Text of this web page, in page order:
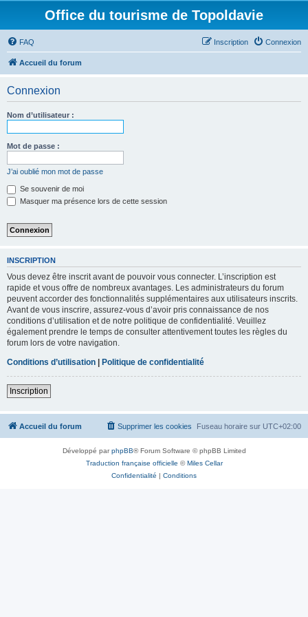
Office du tourisme de Topoldavie
FAQ Connexion
Inscription
Accueil du forum
Connexion
Nom d’utilisateur :
Mot de passe :
J’ai oublié mon mot de passe
Se souvenir de moi
Masquer ma présence lors de cette session
INSCRIPTION
Vous devez être inscrit avant de pouvoir vous connecter. L’inscription est
rapide et vous offre de nombreux avantages. Les administrateurs du forum
peuvent accorder des fonctionnalités supplémentaires aux utilisateurs inscrits.
Avant de vous inscrire, assurez-vous d’avoir pris connaissance de nos
conditions d’utilisation et de notre politique de confidentialité. Veuillez
également prendre le temps de consulter attentivement toutes les règles du
forum lors de votre navigation.
Conditions d’utilisation | Politique de confidentialité
Inscription
Accueil du forum Fuseau horaire sur UTC+02:00
Supprimer les cookies
Développé parphpBB® Forum Software © phpBB Limited
Traduction française officielle ©Miles Cellar
Confidentialité | Conditions